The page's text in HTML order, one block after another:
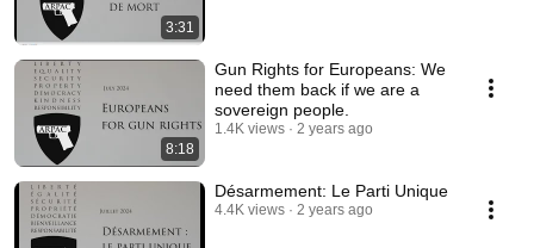
3:31
8:18
Gun Rights for Europeans: We
need them back if we are a
sovereign people.
1.4K views 2 years ago
Désarmement: Le Parti Unique
4.4K views 2 years ago